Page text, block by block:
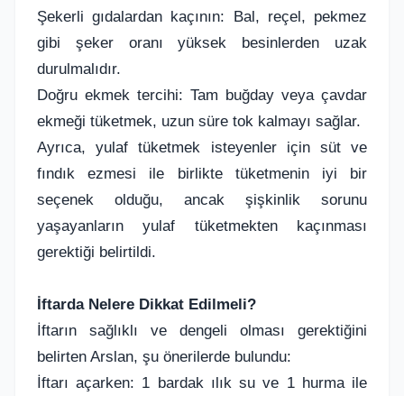
Şekerli gıdalardan kaçının: Bal, reçel, pekmez
gibi şeker oranı yüksek besinlerden uzak
durulmalıdır.
Doğru ekmek tercihi: Tam buğday veya çavdar
ekmeği tüketmek, uzun süre tok kalmayı sağlar.
Ayrıca, yulaf tüketmek isteyenler için süt ve
fındık ezmesi ile birlikte tüketmenin iyi bir
seçenek olduğu, ancak şişkinlik sorunu
yaşayanların yulaf tüketmekten kaçınması
gerektiği belirtildi.
İftarda Nelere Dikkat Edilmeli?
İftarın sağlıklı ve dengeli olması gerektiğini
belirten Arslan, şu önerilerde bulundu:
İftarı açarken: 1 bardak ılık su ve 1 hurma ile